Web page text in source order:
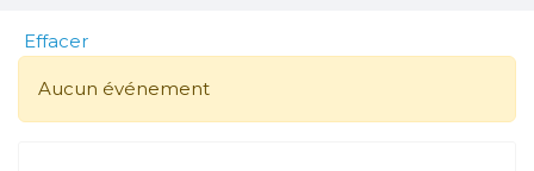
Effacer
Aucun événement